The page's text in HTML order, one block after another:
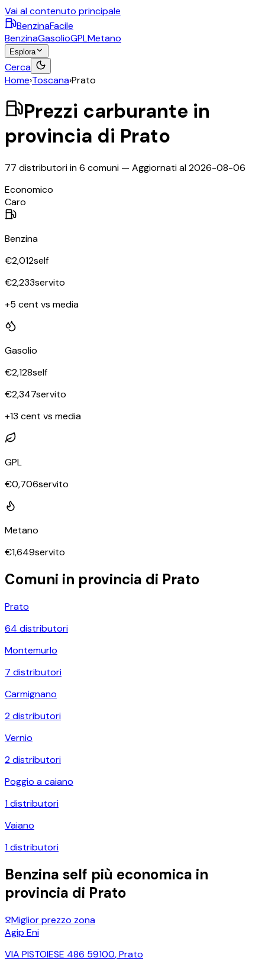
Vai al contenuto principale
BenzinaFacile
BenzinaGasolioGPLMetano
Esplora
Cerca
Home›Toscana›Prato
Prezzi carburante in
provincia di Prato
77 distributori in6 comuni — Aggiornati al2026-08-06
Economico
Caro
Benzina
€2,012self
€2,233servito
+5 cent vs media
Gasolio
€2,128self
€2,347servito
+13 cent vs media
GPL
€0,706servito
Metano
€1,649servito
Comuni in provincia di Prato
Prato
64 distributori
Montemurlo
7 distributori
Carmignano
2distributori
Vernio
2distributori
Poggio a caiano
1distributori
Vaiano
1distributori
Benzina self più economica in
provincia di Prato
Miglior prezzo zona
Agip Eni
VIA PISTOIESE 486 59100,Prato